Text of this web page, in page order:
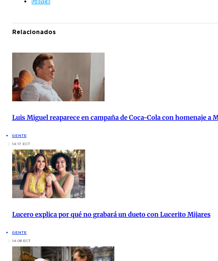
Relacionados
Luis Miguel reaparece en campaña de Coca-Cola con homenaje a
GENTE
14:17 ECT
Lucero explica por qué no grabará un dueto con Lucerito Mijares
GENTE
14:08 ECT